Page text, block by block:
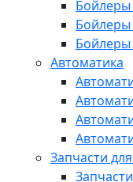
Бойлеры
Бойлеры
Автоматика
Запчасти